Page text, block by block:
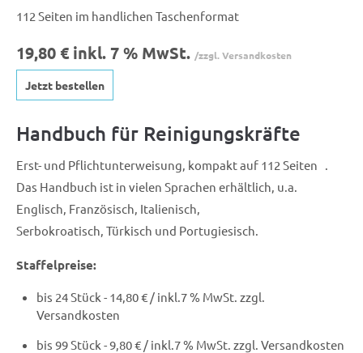
112 Seiten im handlichen Taschenformat
19,80 € inkl. 7 % MwSt. /zzgl. Versandkosten
Jetzt bestellen
Handbuch für Reinigungskräfte
Erst- und Pflichtunterweisung, kompakt auf 112 Seiten .
Das Handbuch ist in vielen Sprachen erhältlich, u.a.
Englisch, Französisch, Italienisch,
Serbokroatisch, Türkisch und Portugiesisch.
Staffelpreise:
bis 24 Stück - 14,80 € / inkl.7 % MwSt. zzgl.
Versandkosten
bis 99 Stück - 9,80 € / inkl.7 % MwSt. zzgl. Versandkosten